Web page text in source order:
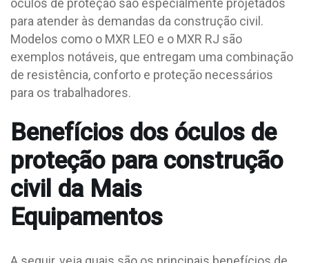
óculos de proteção são especialmente projetados
para atender às demandas da construção civil.
Modelos como o MXR LEO e o MXR RJ são
exemplos notáveis, que entregam uma combinação
de resistência, conforto e proteção necessários
para os trabalhadores.
Benefícios dos óculos de
proteção para construção
civil da Mais
Equipamentos